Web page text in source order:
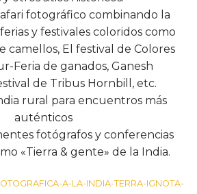
fotográfico combinando la
y festivales coloridos como
camellos, El festival de Colores
Feria de ganados, Ganesh
de Tribus Hornbill, etc.
rural para encuentros más
auténticos
fotógrafos y conferencias
«Tierra & gente» de la India.
A-LA-INDIA-TERRA-IGNOTA-